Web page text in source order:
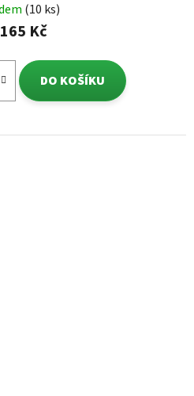
(10 ks)
Kč
DO KOŠÍKU